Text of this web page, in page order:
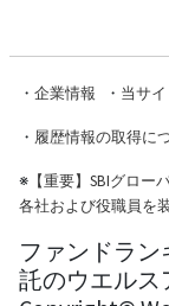
・ 企業情報 ・ 当サ
・ 履歴情報の取得に
※【重要】SBIグロー
各社および役職員を
ファンドラ
託のウエルス